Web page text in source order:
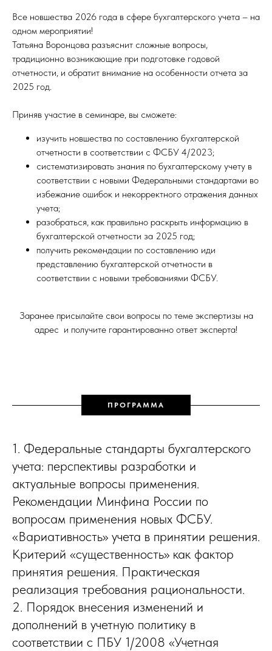
Все новшества 2026 года в сфере бухгалтерского учета – на
одном мероприятии!
Татьяна Воронцова разъяснит сложные вопросы,
традиционно возникающие при подготовке годовой
отчетности, и обратит внимание на особенности отчета за
2025 год.
Приняв участие в семинаре, вы сможете:
изучить новшества по составлению бухгалтерской
отчетности в соответствии с ФСБУ 4/2023;
систематизировать знания по бухгалтерскому учету в
соответствии с новыми Федеральными стандартами во
избежание ошибок и некорректного отражения данных
учета;
разобраться, как правильно раскрыть информацию в
бухгалтерской отчетности за 2025 год;
получить рекомендации по составлению иди
представлению бухгалтерской отчетности в
соответствии с новыми требованиями ФСБУ.
Заранее присылайте свои вопросы по теме экспертизы на
адрес и получите гарантированно ответ эксперта!
ПРОГРАММА
1. Федеральные стандарты бухгалтерского
учета: перспективы разработки и
актуальные вопросы применения.
Рекомендации Минфина России по
вопросам применения новых ФСБУ.
«Вариативность» учета в принятии решения.
Критерий «существенность» как фактор
принятия решения. Практическая
реализация требования рациональности.
2. Порядок внесения изменений и
дополнений в учетную политику в
соответствии с ПБУ 1/2008 «Учетная